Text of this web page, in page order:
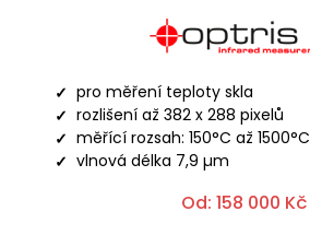
pro měření teploty skla
rozlišení až 382 x 288 pixelů
měřící rozsah: 150°C až 1500°C
vlnová délka 7,9 µm
Od: 158 000 Kč